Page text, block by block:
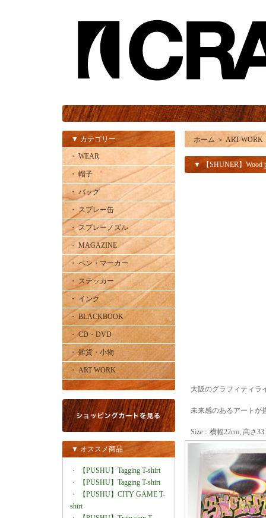
▼ カテゴリー
・ WEAR
・ 帽子
・ バッグ
・ スプレー缶
・ スプレーノズル
・ MAGAZINE
・ ペン・マーカー
・ ステッカー
・ インク
・ BLACKBOOK
・ CD・DVD
・ 雑貨・小物
・ ART WORK
▼ オススメ商品
・
【PUSHU】Tagging T-shirt
・
【PUSHU】Tagging T-shirt
・
【PUSHU】CITY GAME T-
shirt
ホーム ＞ ART WORK
▼ 【SHUNER】Wood
大阪のグラフィティラ
未来感のあるアートが
Size：横幅22cm, 高さ